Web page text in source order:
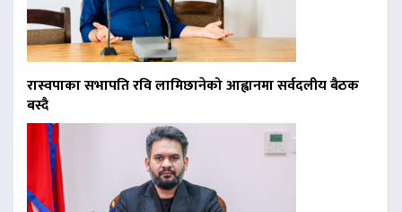
रास्वपाका सभापति रवि लामिछानेको आह्वानमा सर्वदलीय बैठक
बस्दै